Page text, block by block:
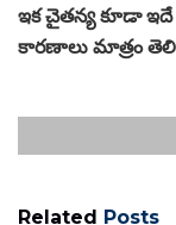
ఇక చైతన్య కూడా ఇదే
కారణాలు మాత్రం
Related Posts